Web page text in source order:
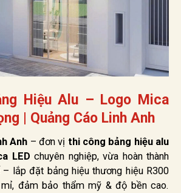
Hiệu Alu – Logo Mica
| Quảng Cáo Linh Anh
Anh – đơn vị thi công bảng hiệu alu
LED chuyên nghiệp, vừa hoàn thành
lắp đặt bảng hiệu thương hiệu R300
đảm bảo thẩm mỹ & độ bền cao.